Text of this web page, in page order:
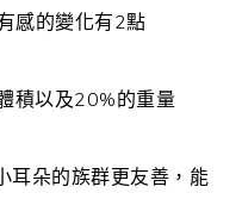
感的變化有2點
積以及20%的重量
耳朵的族群更友善，能